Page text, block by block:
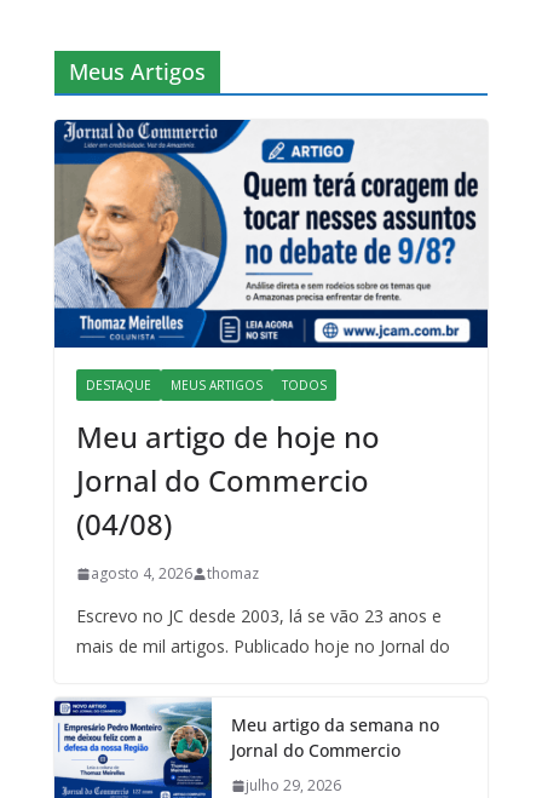
Meus Artigos
DESTAQUE MEUS ARTIGOS TODOS
Meu artigo de hoje no
Jornal do Commercio
(04/08)
agosto 4, 2026 thomaz
Escrevo no JC desde 2003, lá se vão 23 anos e
mais de mil artigos. Publicado hoje no Jornal do
Meu artigo da semana no
Jornal do Commercio
julho 29, 2026